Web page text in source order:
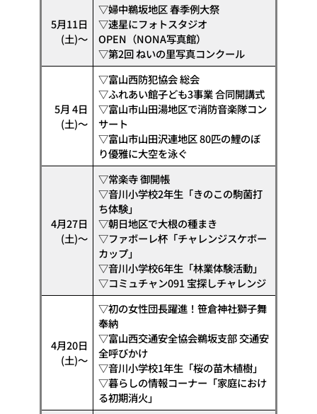
5月11日
(土)～
▽婦中鵜坂地区 春季例大祭
▽速星にフォトスタジオ
OPEN（NONA写真館）
▽第2回 ねいの里写真コンクール
5月 4日
(土)～
▽富山西防犯協会 総会
▽ふれあい館子ども3事業 合同開講式
▽富山市山田湯地区で消防音楽隊コン
サート
▽富山市山田沢連地区 80匹の鯉のぼ
り優雅に大空を泳ぐ
4月27日
(土)～
▽常楽寺 御開帳
▽音川小学校2年生「きのこの駒菌打
ち体験」
▽朝日地区で大根の種まき
▽ファボーレ杯「チャレンジスケボー
カップ」
▽音川小学校6年生「林業体験活動」
▽コミュチャン091 宝探しチャレンジ
4月20日
(土)～
▽初の女性団長躍進！笹倉神社獅子舞
奉納
▽富山西交通安全協会鵜坂支部 交通安
全呼びかけ
▽音川小学校1年生「桜の苗木植樹」
▽暮らしの情報コーナー「家庭におけ
る初期消火」